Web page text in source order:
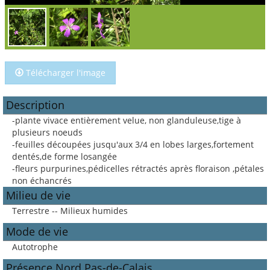
Télécharger l'image
Description
-plante vivace entièrement velue, non glanduleuse,tige à
plusieurs noeuds
-feuilles découpées jusqu'aux 3/4 en lobes larges,fortement
dentés,de forme losangée
-fleurs purpurines,pédicelles rétractés après floraison ,pétales
non échancrés
Milieu de vie
Terrestre -- Milieux humides
Mode de vie
Autotrophe